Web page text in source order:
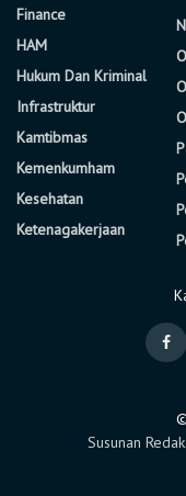
Finance
HAM
Hukum Dan Kriminal
Infrastruktur
Kamtibmas
Kemenkumham
Kesehatan
Ketenagakerjaan
Susunan